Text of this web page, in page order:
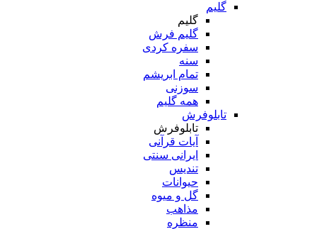
گلیم
گلیم
گلیم فرش
سفره کردی
سنه
تمام ابریشم
سوزنی
همه گلیم
تابلوفرش
تابلوفرش
آیات قرآنی
ایرانی سنتی
تندیس
حیوانات
گل و میوه
مذاهب
منظره